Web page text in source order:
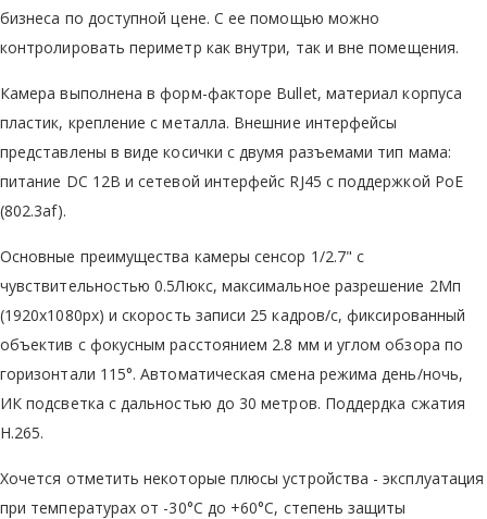
бизнеса по доступной цене. С ее помощью можно
контролировать периметр как внутри, так и вне помещения.
Камера выполнена в форм-факторе Bullet, материал корпуса
пластик, крепление с металла. Внешние интерфейсы
представлены в виде косички с двумя разъемами тип мама:
питание DC 12В и сетевой интерфейс RJ45 с поддержкой PoE
(802.3af).
Основные преимущества камеры сенсор 1/2.7" с
чувствительностью 0.5Люкс, максимальное разрешение 2Мп
(1920х1080px) и скорость записи 25 кадров/с, фиксированный
объектив с фокусным расстоянием 2.8 мм и углом обзора по
горизонтали 115°. Автоматическая смена режима день/ночь,
ИК подсветка с дальностью до 30 метров. Поддердка сжатия
H.265.
Хочется отметить некоторые плюсы устройства - эксплуатация
при температурах от -30°C до +60°C, степень защиты